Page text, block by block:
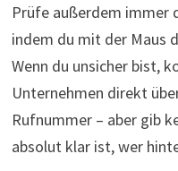
Prüfe außerdem immer
indem du mit der Maus
Wenn du unsicher bist,
Unternehmen direkt
Rufnummer – aber gib
absolut klar ist, wer